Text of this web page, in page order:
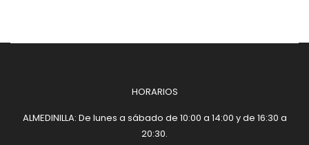
HORARIOS
ALMEDINILLA: De lunes a sábado de 10:00 a 14:00 y de 16:30 a
20:30.